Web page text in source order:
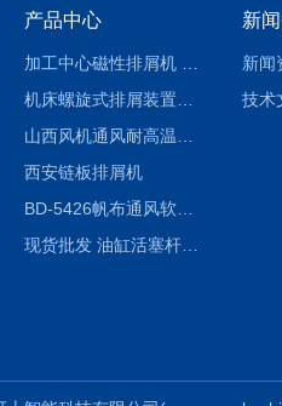
产品中心
西安链板排屑机
BD-5426帆布通风软连接水泥布袋陕西生产厂家
现货批发 油缸活塞杆圆形保护套
新
新闻
技术